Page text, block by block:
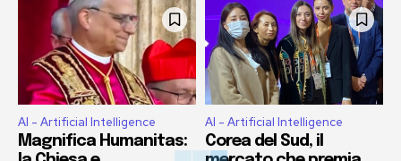
AI - Artificial Intelligence
Magnifica Humanitas:
AI - Artificial Intelligence
Corea del Sud, il